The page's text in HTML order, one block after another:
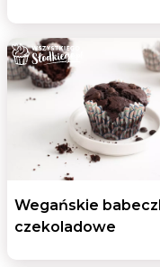
Wegańskie
czekoladowe